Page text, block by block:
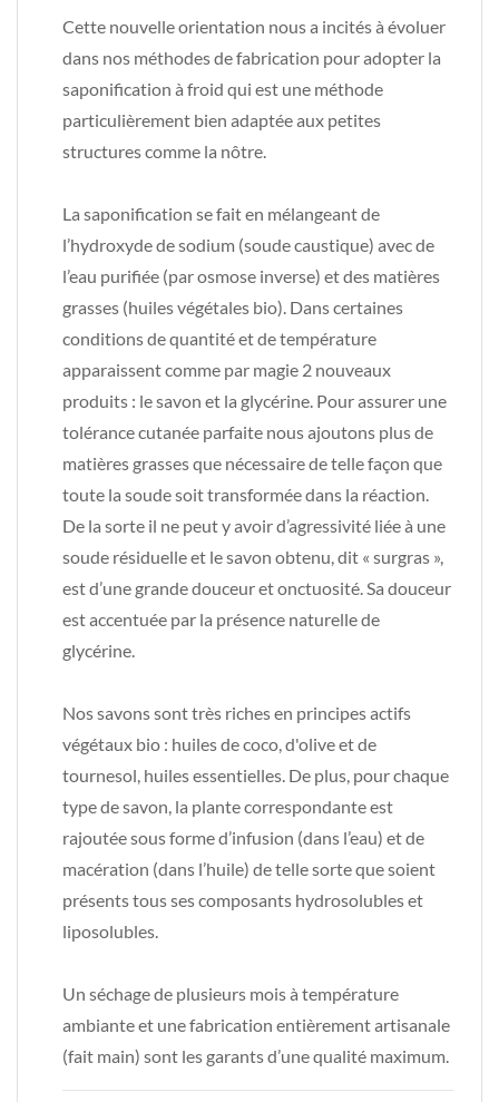
Cette nouvelle orientation nous a incités à évoluer
dans nos méthodes de fabrication pour adopter la
saponification à froid qui est une méthode
particulièrement bien adaptée aux petites
structures comme la nôtre.
La saponification se fait en mélangeant de
l’hydroxyde de sodium (soude caustique) avec de
l’eau purifiée (par osmose inverse) et des matières
grasses (huiles végétales bio). Dans certaines
conditions de quantité et de température
apparaissent comme par magie 2 nouveaux
produits : le savon et la glycérine. Pour assurer une
tolérance cutanée parfaite nous ajoutons plus de
matières grasses que nécessaire de telle façon que
toute la soude soit transformée dans la réaction.
De la sorte il ne peut y avoir d’agressivité liée à une
soude résiduelle et le savon obtenu, dit « surgras »,
est d’une grande douceur et onctuosité. Sa douceur
est accentuée par la présence naturelle de
glycérine.
Nos savons sont très riches en principes actifs
végétaux bio : huiles de coco, d'olive et de
tournesol, huiles essentielles. De plus, pour chaque
type de savon, la plante correspondante est
rajoutée sous forme d’infusion (dans l’eau) et de
macération (dans l’huile) de telle sorte que soient
présents tous ses composants hydrosolubles et
liposolubles.
Un séchage de plusieurs mois à température
ambiante et une fabrication entièrement artisanale
(fait main) sont les garants d’une qualité maximum.